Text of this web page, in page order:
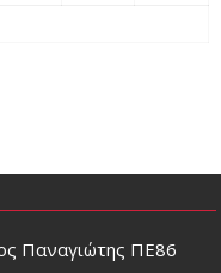
Παναγιώτης ΠΕ86